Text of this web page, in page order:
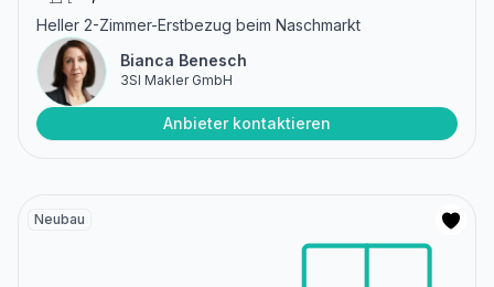
Heller 2-Zimmer-Erstbezug beim Naschmarkt
Bianca Benesch
3SI Makler GmbH
Anbieter kontaktieren
Neubau